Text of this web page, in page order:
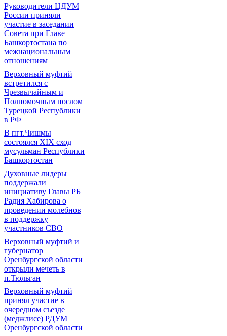
Руководители ЦДУМ
России приняли
участие в заседании
Совета при Главе
Башкортостана по
межнациональным
отношениям
Верховный муфтий
встретился с
Чрезвычайным и
Полномочным послом
Турецкой Республики
в РФ
В пгт.Чишмы
состоялся XIX сход
мусульман Республики
Башкортостан
Духовные лидеры
поддержали
инициативу Главы РБ
Радия Хабирова о
проведении молебнов
в поддержку
участников СВО
Верховный муфтий и
губернатор
Оренбургской области
открыли мечеть в
п.Тюльган
Верховный муфтий
принял участие в
очередном съезде
(меджлисе) РДУМ
Оренбургской области